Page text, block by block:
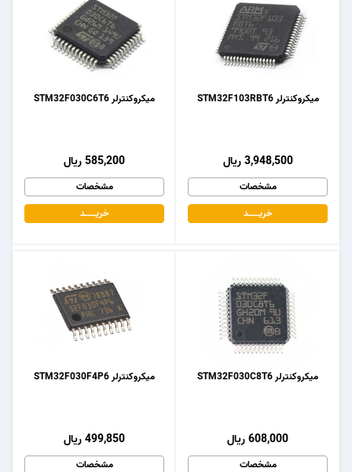
میکروکنترلر STM32F030C6T6
585,200 ریال
مشخصات
خریـــــــد
میکروکنترلر STM32F103RBT6
3,948,500 ریال
مشخصات
خریـــــــد
میکروکنترلر STM32F030F4P6
499,850 ریال
مشخصات
میکروکنترلر STM32F030C8T6
608,000 ریال
مشخصات